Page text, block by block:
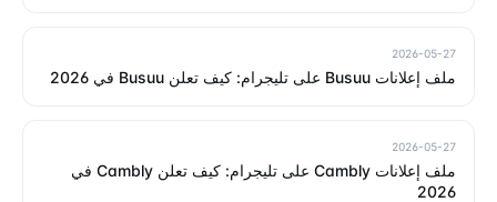
2026-05-27
ملف إعلانات Busuu على تليجرام: كيف تعلن Busuu في 2026
2026-05-27
ملف إعلانات Cambly على تليجرام: كيف تعلن Cambly في
2026